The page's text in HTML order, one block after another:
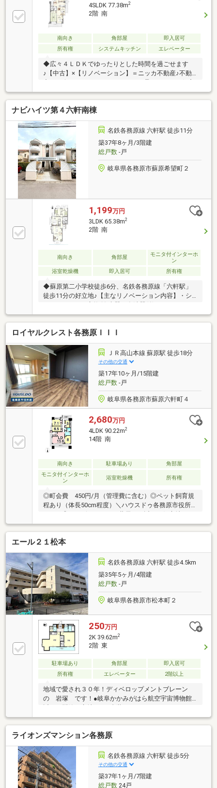
4SLDK 77.38m2
2階 南
南向き 角部屋
即入居可
所有権
システムキッチン エレベーター
◆広々４ＬＤＫでゆったりとした時間を過ごせます
♪【中古】×【リノベーション】＝ニッカ不動産♪不動
ローンのご相談なども全てニッカ不動産にお任せ下さ
い！
ナビハイツ第４六軒南棟
名鉄各務原線 六軒駅 徒歩11分
築37年8ヶ月/3階建
総戸数-戸
岐阜県各務原市蘇原希望町２
1,199万円
3LDK 65.38m2
2階 南
南向き 角部屋
モニタ付インターホ
ン
浴室乾燥機
即入居可 所有権
◆蘇原第二小学校徒歩6分、名鉄各務原線「六軒駅」
徒歩11分の好立地♪【主なリノベーション内容】・シ
ス交換(浴室暖房乾燥機、追い炊き機能付) ・トイレ
交換(温水洗浄便座付)・洗面化粧台交換(シャワーノズ
ル付) ・建具交換・クロス、フローリング貼替 ・ク
ッションフロア貼替・給湯器交換・和室→洋室に変
更 ・ハウスクリーニング物件の見学やご質問、ロー
ンのご相談なども承ります。＼＼家具や家電、住宅ロ
ーンに組込めます／／▼お電話でのご予約、ご質問・
お問合せはこちらまで▼TEL：0120-35-7549【通話無
料】ニッカ不動産へ！
ロイヤルクレスト各務原ＩＩＩ
ＪＲ高山本線 蘇原駅 徒歩18分
その他の交通
築17年10ヶ月/15階建
総戸数-戸
岐阜県各務原市蘇原六軒町４
2,680万円
4LDK 90.22m2
14階 南
南向き 駐車場あり
角部屋
モニタ付インターホ
ン
浴室乾燥機 所有権
◎町会費 450円/月（管理費に含む）◎ペット飼育規
程あり（体長50cm程度）＼ハウスドゥ各務原市役所前
ションです！◎六軒駅 歩6分！◎駐車場 敷地内1台
あり◎こちらの物件につきまして、ご来店いただきま
すとSUUMOの支払額シミュレーションボタンで出し
た結果をより細かくプランニングいたします。住宅ロ
ーン以外の収支を加味した生涯バージョンの無料プラ
ンニングもできます♪お気軽にご相談ください
(^^)/TEL：0120-315-300◇メールでのお問い合わせの
際は、担当者より折り返しお電話またはメールにてご
連絡させていただきま…
エール２１松本
名鉄各務原線 六軒駅 徒歩4.5km
築35年5ヶ月/4階建
総戸数-戸
岐阜県各務原市松本町２
250万円
2K 39.62m2
2階 東
駐車場あり 角部屋
即入居可
所有権
エレベーター 2階以上
地域で愛され３０年！ディベロップメントブレーン
の 岩塚 です！●岐阜かかみがはら航空宇宙博物館
グ済みの美室です●エアコン２台、照明、カーテン、
冷蔵庫付にて即ご入居いただけます●1階にコインラン
ドリーがあります●井戸水のため、上水道料金はあり
ません～不動産買い取り強化中！～売るのも買うのも
買取も、まずは弊社にご一報ください！
ライオンズマンション各務原
名鉄各務原線 六軒駅 徒歩5分
その他の交通
築37年1ヶ月/7階建
総戸数24戸